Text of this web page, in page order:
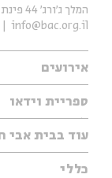
אירועים
אנגלית
נוער
ספריית וידאו
עיון
עוד בבית אבי
כללי
המלך ג'ורג' 44 פינת רחוב קק״ל, ירושלים
info@bac.org.il